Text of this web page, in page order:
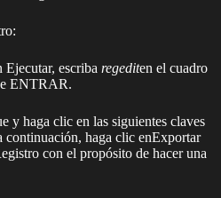
escriba regediten el cuadro
ENTRAR.
y haga clic en las siguientes claves
continuación, haga clic enExportar
con el propósito de hacer una